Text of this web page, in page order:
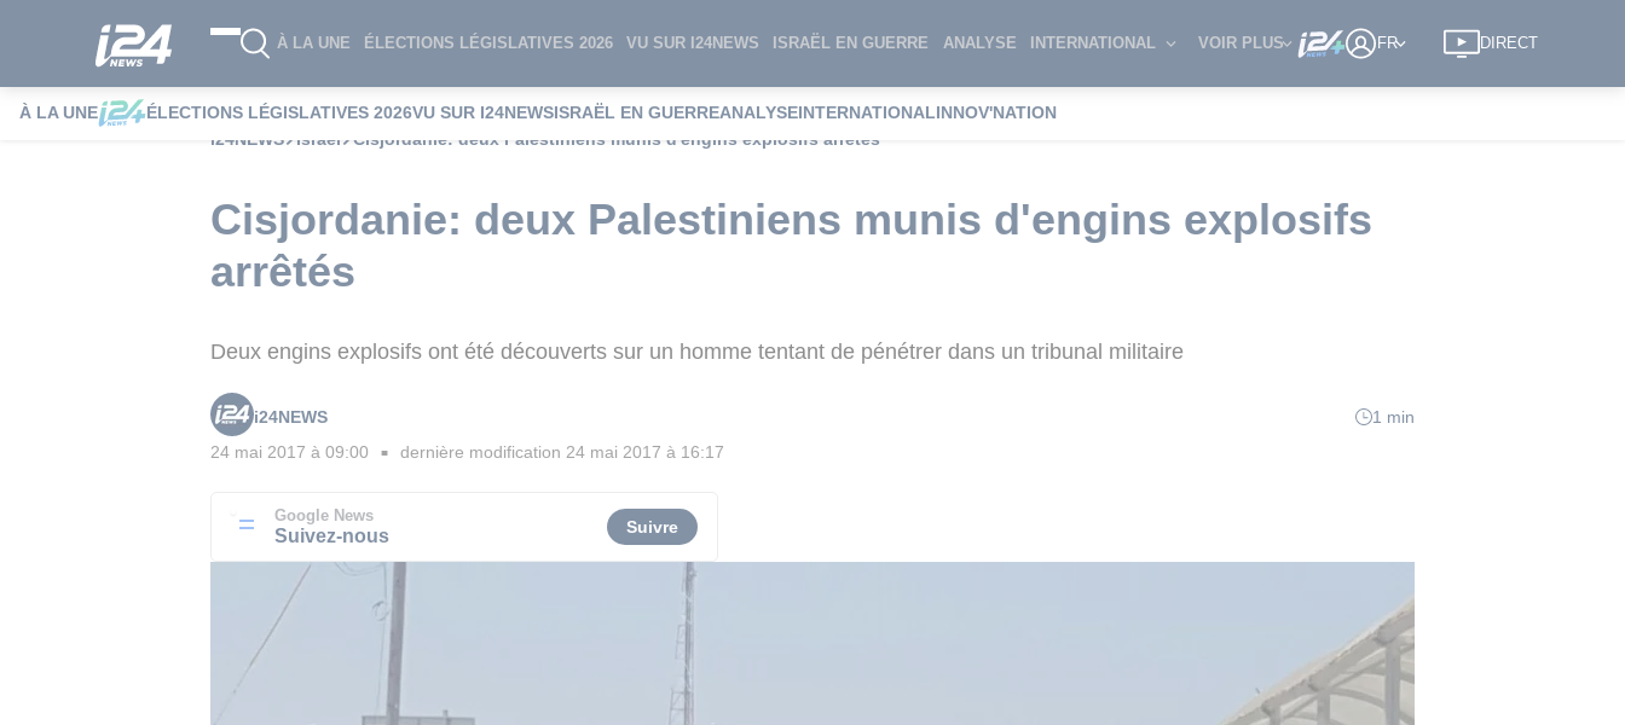
À LA UNE ÉLECTIONS LÉGISLATIVES 2026 VU SUR I24NEWS ISRAËL EN GUERRE ANALYSE INTERNATIONAL VOIR PLUS FR DIRECT
À LA UNE ÉLECTIONS LÉGISLATIVES 2026VU SUR I24NEWSISRAËL EN GUERREANALYSEINTERNATIONALINNOV'NATION
i24NEWS
Israël Cisjordanie: deux Palestiniens munis d'engins explosifs arrêtés
Cisjordanie: deux Palestiniens munis d'engins explosifs
arrêtés
Deux engins explosifs ont été découverts sur un homme tentant de pénétrer dans un tribunal militaire
i24NEWS
1 min
24 mai 2017 à 09:00 ■ dernière modification 24 mai 2017 à 16:17
Google News
Suivez-nous Suivre